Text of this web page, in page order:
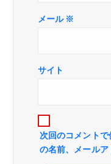
メール ※
サイト
次回のコメント
の名前、メールア